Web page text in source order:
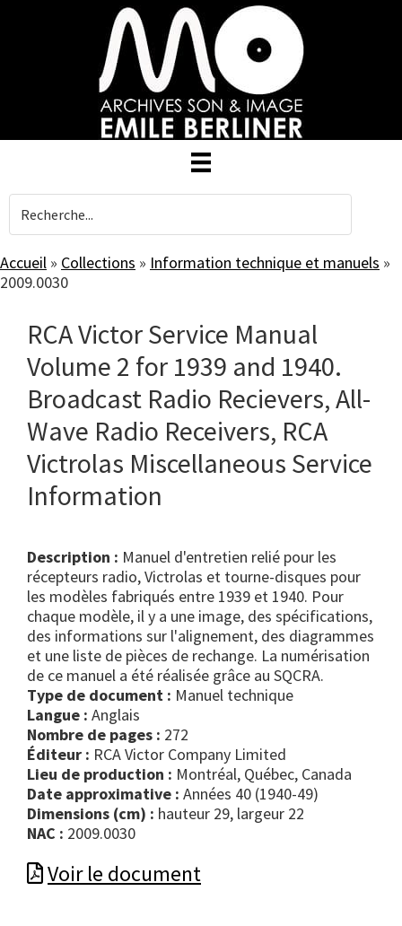
Accueil » Collections » Information technique et manuels »
2009.0030
RCA Victor Service Manual
Volume 2 for 1939 and 1940.
Broadcast Radio Recievers, All-
Wave Radio Receivers, RCA
Victrolas Miscellaneous Service
Information
Description : Manuel d'entretien relié pour les
récepteurs radio, Victrolas et tourne-disques pour
les modèles fabriqués entre 1939 et 1940. Pour
chaque modèle, il y a une image, des spécifications,
des informations sur l'alignement, des diagrammes
et une liste de pièces de rechange. La numérisation
de ce manuel a été réalisée grâce au SQCRA.
Type de document :
manuel technique
Langue : Anglais
Nombre de pages : 272
Éditeur : RCA Victor Company Limited
Lieu de production : Montréal, Québec, Canada
Date approximative : Années 40 (1940-49)
Dimensions (cm) : hauteur 29, largeur 22
NAC : 2009.0030
Voir le document